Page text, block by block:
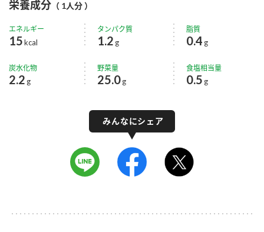
栄養成分 （ 1人分 ）
エネルギー
15kcal
タンパク質
1.2 g
脂質
0.4 g
炭水化物
2.2 g
野菜量
25.0g
食塩相当量
0.5 g